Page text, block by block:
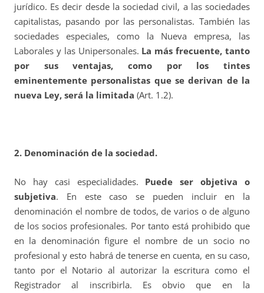
jurídico. Es decir desde la sociedad civil, a las sociedades
capitalistas, pasando por las personalistas. También las
sociedades especiales, como la Nueva empresa, las
Laborales y las Unipersonales. La más frecuente, tanto
por sus ventajas, como por los tintes
eminentemente personalistas que se derivan de la
nueva Ley, será la limitada (Art. 1.2).
2. Denominación de la sociedad.
No hay casi especialidades. Puede ser objetiva o
subjetiva. En este caso se pueden incluir en la
denominación el nombre de todos, de varios o de alguno
de los socios profesionales. Por tanto está prohibido que
en la denominación figure el nombre de un socio no
profesional y esto habrá de tenerse en cuenta, en su caso,
tanto por el Notario al autorizar la escritura como el
Registrador al inscribirla. Es obvio que en la